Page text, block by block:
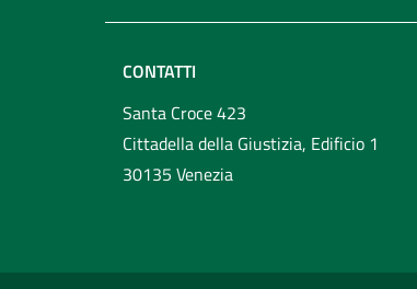
CONTATTI
Santa Croce 423
Cittadella della Giustizia, Edificio 1
30135 Venezia